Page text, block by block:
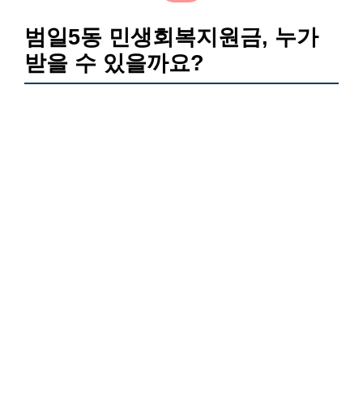
범일5동 민생회복지원금, 누가
받을 수 있을까요?